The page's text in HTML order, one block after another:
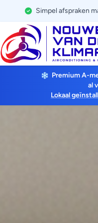
Simpel afspraken
Premium A-
al
Lokaal